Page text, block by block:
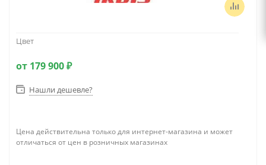
Цвет
от 179 900 ₽
Нашли дешевле?
Цена действительна только для интернет-магазина и может
отличаться от цен в розничных магазинах